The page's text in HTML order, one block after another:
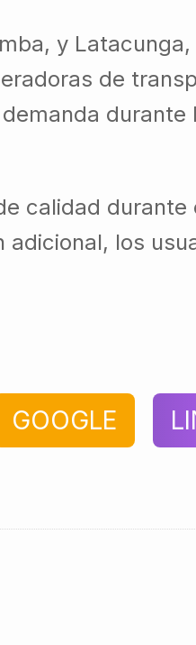
y
de
durante
calidad
los
GOOGLE